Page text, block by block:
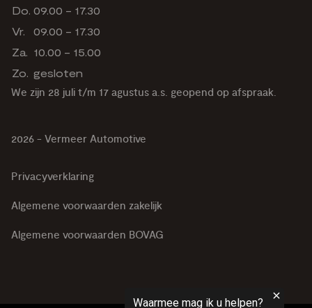
Do. 09.00 - 17.30
Vr.
09.00 - 17.30
Za. 10.00 - 15.00
Zo. gesloten
We zijn 28 juli t/m 17 agustus a.s. geopend op afspraak.
2026 - Vermeer Automotive
Privacyverklaring
Algemene voorwaarden zakelijk
Algemene voorwaarden BOVAG